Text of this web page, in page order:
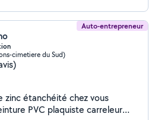
Auto-entrepreneur
cimetiere du Sud)
zinc étanchéité chez vous
PVC plaquiste carreleur